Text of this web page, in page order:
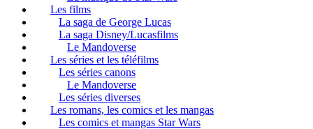
Les films
La saga de George Lucas
La saga Disney/Lucasfilms
Le Mandoverse
Les séries et les téléfilms
Les séries canons
Le Mandoverse
Les séries diverses
Les romans, les comics et les mangas
Les comics et mangas Star Wars